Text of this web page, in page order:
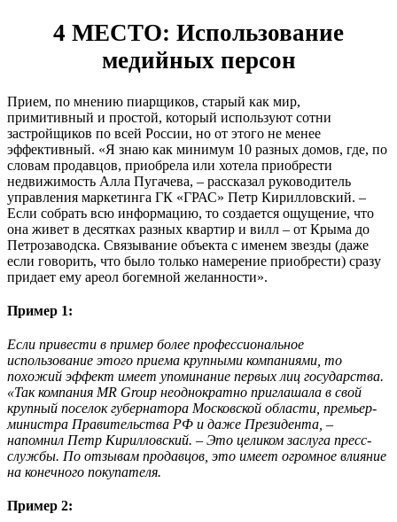
4 МЕСТО: Использование
медийных персон
Прием, по мнению пиарщиков, старый как мир,
примитивный и простой, который используют сотни
застройщиков по всей России, но от этого не менее
эффективный. «Я знаю как минимум 10 разных домов, где, по
словам продавцов, приобрела или хотела приобрести
недвижимость Алла Пугачева, – рассказал руководитель
управления маркетинга ГК «ГРАС» Петр Кирилловский. –
Если собрать всю информацию, то создается ощущение, что
она живет в десятках разных квартир и вилл – от Крыма до
Петрозаводска. Связывание объекта с именем звезды (даже
если говорить, что было только намерение приобрести) сразу
придает ему ареол богемной желанности».
Пример 1:
Если привести в пример более профессиональное
использование этого приема крупными компаниями, то
похожий эффект имеет упоминание первых лиц государства.
«Так компания MR Group неоднократно приглашала в свой
крупный поселок губернатора Московской области, премьер-
министра Правительства РФ и даже Президента, –
напомнил Петр Кирилловский. – Это целиком заслуга пресс-
службы. По отзывам продавцов, это имеет огромное влияние
на конечного покупателя.
Пример 2: